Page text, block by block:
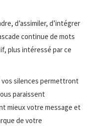
d’assimiler, d’intégrer
continue de mots
plus intéressé par ce
silences permettront
paraissent
mieux votre message et
de votre